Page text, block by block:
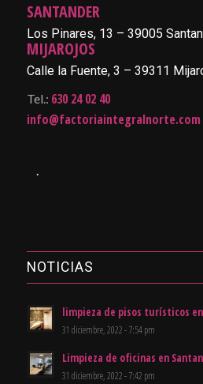
SANTANDER
Los Pinares, 13 – 39005
MIJAROJOS
Calle la Fuente, 3 – 39311
Tel.: 630 24 02 40
info@factoriaintegralnorte.com
NOTICIAS
limpieza de pisos turísticos
31 diciembre, 2022 - 7:54 pm
Limpieza de oficinas en
31 diciembre, 2022 - 7:42 pm